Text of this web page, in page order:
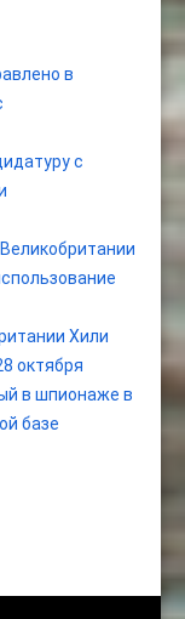
в
с
Хили
октября
в шпионаже в
базе